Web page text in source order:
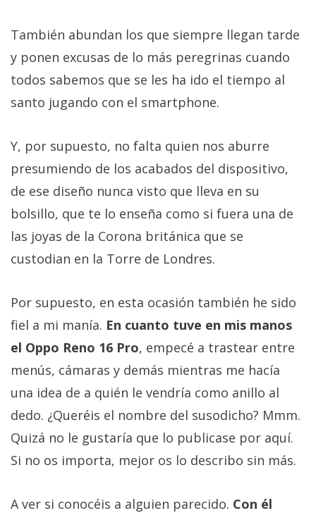
También abundan los que siempre llegan tarde
y ponen excusas de lo más peregrinas cuando
todos sabemos que se les ha ido el tiempo al
santo jugando con el smartphone.
Y, por supuesto, no falta quien nos aburre
presumiendo de los acabados del dispositivo,
de ese diseño nunca visto que lleva en su
bolsillo, que te lo enseña como si fuera una de
las joyas de la Corona británica que se
custodian en la Torre de Londres.
Por supuesto, en esta ocasión también he sido
fiel a mi manía. En cuanto tuve en mis manos
el Oppo Reno 16 Pro, empecé a trastear entre
menús, cámaras y demás mientras me hacía
una idea de a quién le vendría como anillo al
dedo. ¿Queréis el nombre del susodicho? Mmm.
Quizá no le gustaría que lo publicase por aquí.
Si no os importa, mejor os lo describo sin más.
A ver si conocéis a alguien parecido. Con él